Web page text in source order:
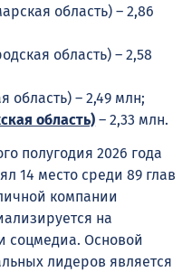
область) – 2,86
область) – 2,58
область) – 2,49 млн;
область) – 2,33 млн.
полугодия 2026 года
14 место среди 89 глав
компании
на
соцмедиа. Основой
лидеров является